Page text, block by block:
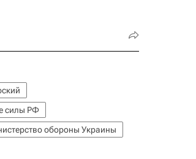
силы РФ
обороны Украины